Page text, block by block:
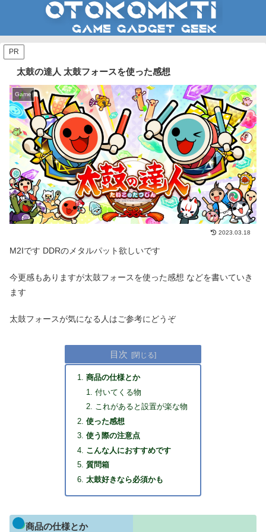
PR
太鼓の達人 太鼓フォースを使った感想
Game
2023.03.18
M2Iです DDRのメタルパット欲しいです
今更感もありますが太鼓フォースを使った感想 などを書いていき
ます
太鼓フォースが気になる人はご参考にどうぞ
目次
商品の仕様とか
付いてくる物
これがあると設置が楽な物
使った感想
使う際の注意点
こんな人におすすめです
質問箱
太鼓好きなら必須かも
商品の仕様とか